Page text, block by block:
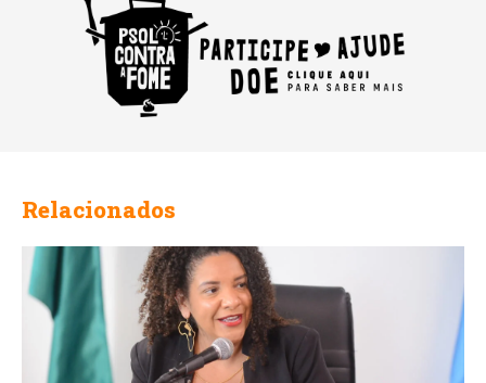
Relacionados